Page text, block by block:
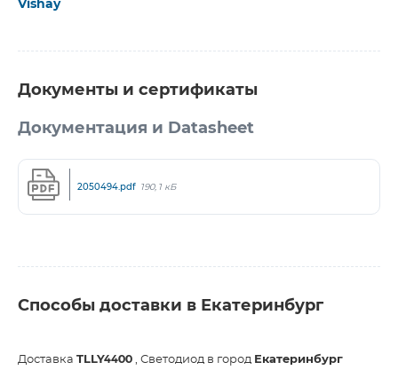
Vishay
Документы и сертификаты
Документация и Datasheet
2050494.pdf 190,1 кБ
Способы доставки в Екатеринбург
Доставка TLLY4400 , Светодиод в город Екатеринбург